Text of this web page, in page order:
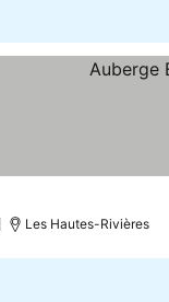
Les Hautes-Rivières